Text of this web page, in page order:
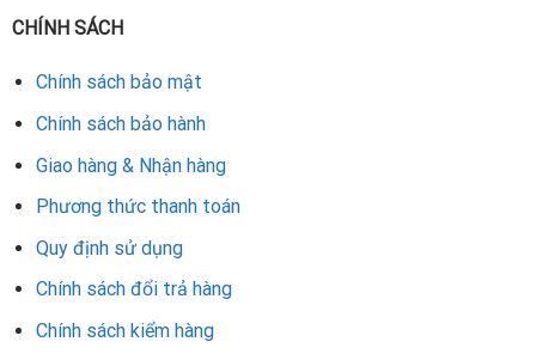
vẫn muốn tận dụng sức mạnh của dòng card cao cấp này.
CHÍNH SÁCH
Chính sách bảo mật
Chính sách bảo hành
Giao hàng & Nhận hàng
Phương thức thanh toán
Quy định sử dụng
Chính sách đổi trả hàng
Chính sách kiểm hàng